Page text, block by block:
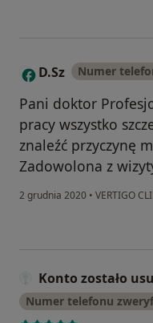
D D.Sz Numer
Pani doktor
pracy wszystko
znaleźć przyczynę
Zadowolona z
2 grudnia 2020 • VERTIGO
Konto zostało
Numer telefonu